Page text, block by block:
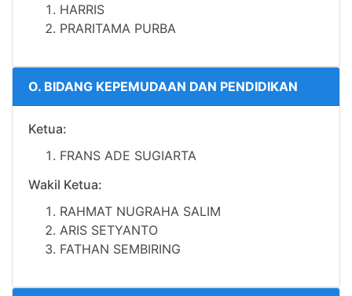
HARRIS
PRARITAMA PURBA
O. BIDANG KEPEMUDAAN DAN PENDIDIKAN
Ketua:
FRANS ADE SUGIARTA
Wakil Ketua:
RAHMAT NUGRAHA SALIM
ARIS SETYANTO
FATHAN SEMBIRING